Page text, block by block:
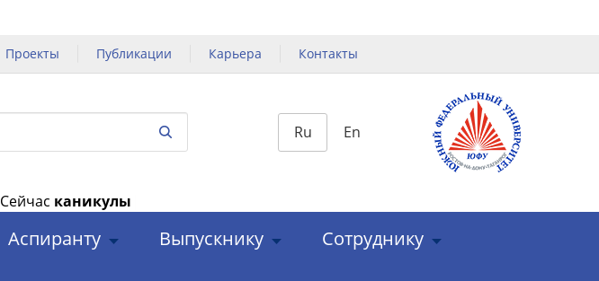
Проекты Публикации Карьера Контакты
Ru En
Сейчас каникулы
Аспиранту Выпускнику Сотруднику